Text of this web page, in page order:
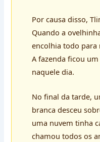
Por causa disso,
Quando a
encolhia todo
A fazenda ficou
naquele dia.
No final da tarde,
branca desceu
uma nuvem tinha
chamou todos os